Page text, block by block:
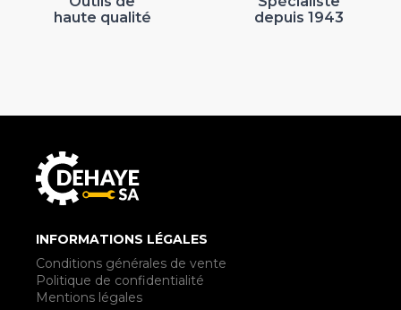
haute qualité
depuis 1943
INFORMATIONS LÉGALES
Conditions générales de vente
Politique de confidentialité
Mentions légales